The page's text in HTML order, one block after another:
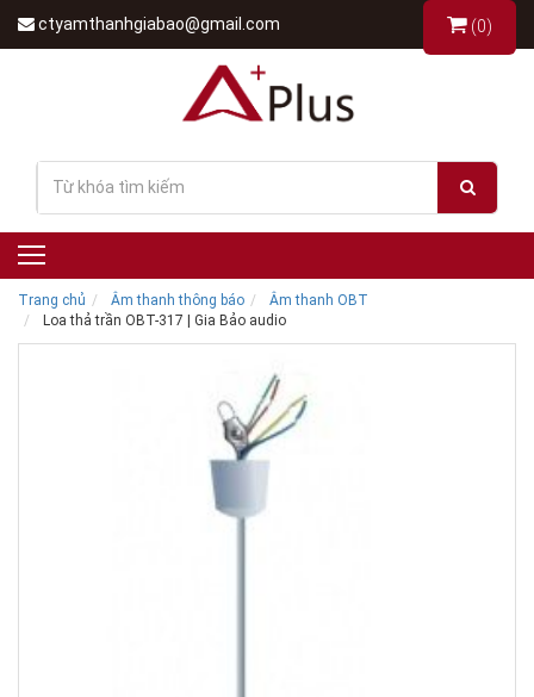
ctyamthanhgiabao@gmail.com (0)
Trang chủ Âm thanh thông báo
Âm thanh OBT
Loa thả trần OBT-317 | Gia Bảo audio